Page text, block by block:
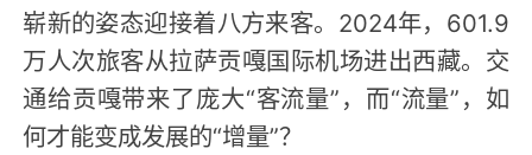
崭新的姿态迎接着八方来客。2024年，601.9
万人次旅客从拉萨贡嘎国际机场进出西藏。交
通给贡嘎带来了庞大“客流量”，而“流量”，如
何才能变成发展的“增量”？